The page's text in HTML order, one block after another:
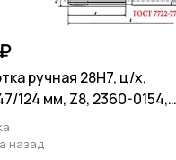
ручная 28Н7, ц/х,
124 мм, Z8, 2360-0154,
назад